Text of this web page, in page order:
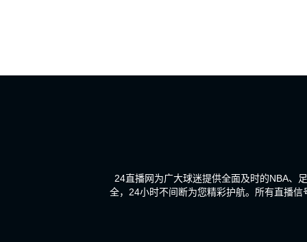
24直播网为广大球迷提供全面及时的NBA、
全，24小时不间断为您精彩护航。所有直播